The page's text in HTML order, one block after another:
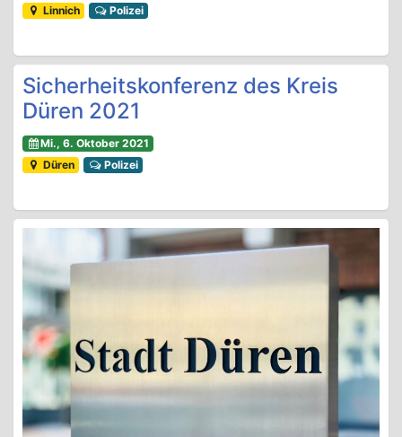
Linnich Polizei
Sicherheitskonferenz des Kreis
Düren 2021
Mi., 6. Oktober 2021
Düren
Polizei